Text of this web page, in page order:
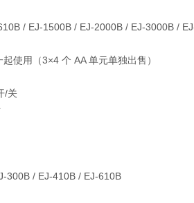
/ EJ-1500B / EJ-2000B / EJ-3000B /
使用（3×4 个 AA 单元单独出售）
/关
300B / EJ-410B / EJ-610B